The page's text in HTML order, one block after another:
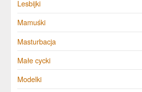
Lesbijki
Mamuśki
Masturbacja
Małe cycki
Modelki